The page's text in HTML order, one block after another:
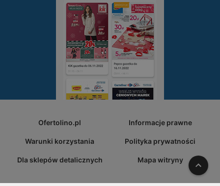
Ofertolino.pl Informacje prawne
Warunki korzystania Polityka prywatności
Dla sklepów detalicznych Mapa witryny W